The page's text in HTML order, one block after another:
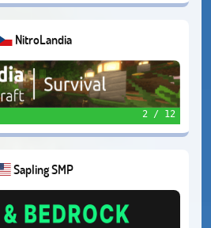
NitroLandia
2 / 12
Sapling SMP